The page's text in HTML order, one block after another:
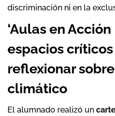
discriminación ni en la
‘Aulas en
espacios
reflexionar
climático
El alumnado realizó un